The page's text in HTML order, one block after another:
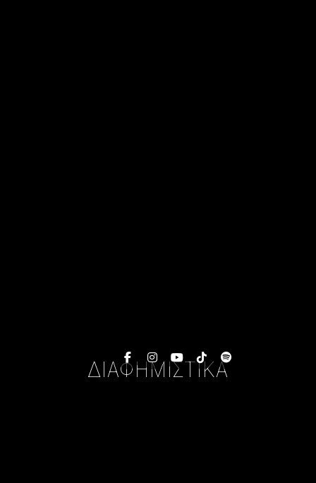
ΔΙΑΦΗΜΙΣΤΙΚΑ